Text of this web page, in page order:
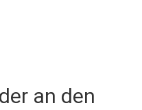
an den